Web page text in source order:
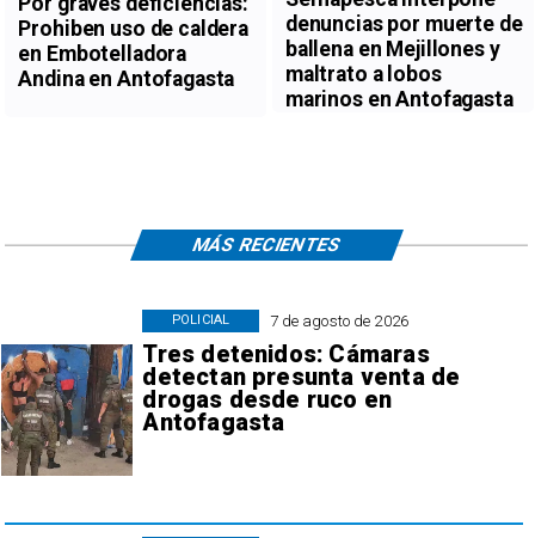
Prohiben uso de caldera
en Embotelladora
Andina en Antofagasta
denuncias por muerte de
ballena en Mejillones y
maltrato a lobos
marinos en Antofagasta
7 de agosto de 2026
Tres detenidos: Cámaras
detectan presunta venta de
drogas desde ruco en
Antofagasta
POLICIAL
MÁS RECIENTES